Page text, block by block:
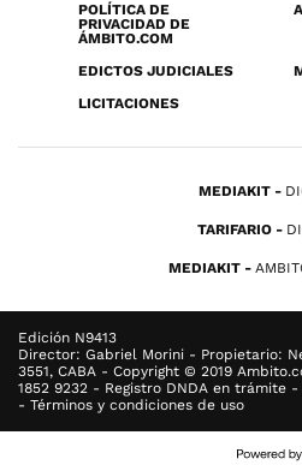
POLÍTICA DE
PRIVACIDAD DE
ÁMBITO.COM
EDICTOS JUDICIALES
LICITACIONES
MEDIAKIT
TARIFARIO
MEDIAKIT
Edición N9413
Director: Gabriel Morini - Propietario:
3551, CABA - Copyright © 2019
1852 9232 - Registro DNDA en trámite
- Términos y condiciones de uso